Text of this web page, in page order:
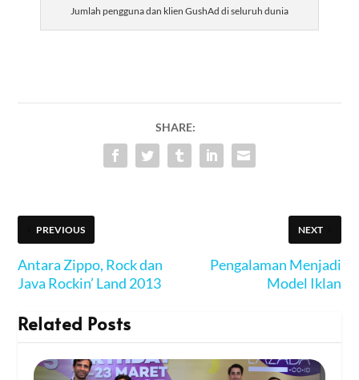
Jumlah pengguna dan klien GushAd di seluruh dunia
SHARE:
PREVIOUS
Antara Zippo, Rock dan
Java Rockin’ Land 2013
NEXT
Pengalaman Menjadi
Model Iklan
Related Posts